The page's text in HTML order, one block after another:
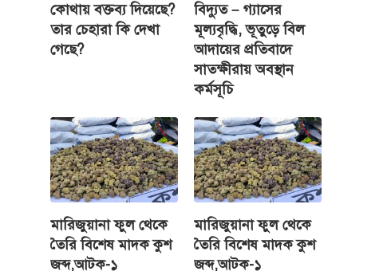
কোথায় বক্তব্য দিয়েছে?
তার চেহারা কি দেখা
গেছে?
বিদ্যুত – গ্যাসের
মূল্যবৃদ্ধি, ভূতুড়ে বিল
আদায়ের প্রতিবাদে
সাতক্ষীরায় অবস্থান
কর্মসূচি
মারিজুয়ানা ফুল থেকে
তৈরি বিশেষ মাদক কুশ
জব্দ,আটক-১
মারিজুয়ানা ফুল থেকে
তৈরি বিশেষ মাদক কুশ
জব্দ,আটক-১